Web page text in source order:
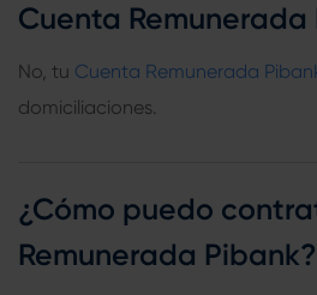
Cuenta Remunerada
No, tu Cuenta Remunerada
domiciliaciones.
¿Cómo puedo
Remunerada Pibank?